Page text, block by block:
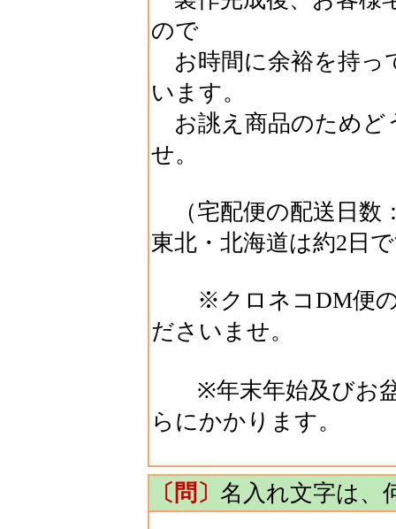
ので
お時間に余裕を持っ
います。
お誂え商品のためど
せ。
（宅配便の配送日数
東北・北海道は約2日
※クロネコDM便の
ださいませ。
※年末年始及びお盆
らにかかります。
〔問〕 名入れ文字は、